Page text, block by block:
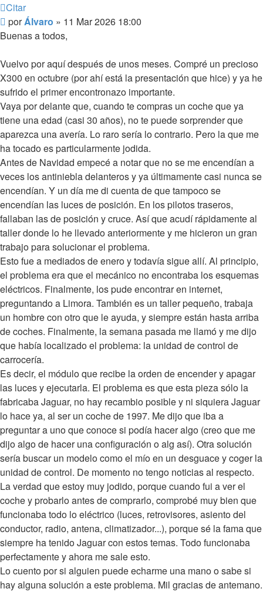
Citar
Mensaje
sin
porÁlvaro » 11 Mar 2026 18:00
Buenas a todos,
Vuelvo por aquí después de unos meses. Compré un precioso
X300 en octubre (por ahí está la presentación que hice) y ya he
sufrido el primer encontronazo importante.
Vaya por delante que, cuando te compras un coche que ya
tiene una edad (casi 30 años), no te puede sorprender que
aparezca una avería. Lo raro sería lo contrario. Pero la que me
ha tocado es particularmente jodida.
Antes de Navidad empecé a notar que no se me encendían a
veces los antiniebla delanteros y ya últimamente casi nunca se
encendían. Y un día me di cuenta de que tampoco se
encendían las luces de posición. En los pilotos traseros,
fallaban las de posición y cruce. Así que acudí rápidamente al
taller donde lo he llevado anteriormente y me hicieron un gran
trabajo para solucionar el problema.
Esto fue a mediados de enero y todavía sigue allí. Al principio,
el problema era que el mecánico no encontraba los esquemas
eléctricos. Finalmente, los pude encontrar en internet,
preguntando a Limora. También es un taller pequeño, trabaja
un hombre con otro que le ayuda, y siempre están hasta arriba
de coches. Finalmente, la semana pasada me llamó y me dijo
que había localizado el problema: la unidad de control de
carrocería.
Es decir, el módulo que recibe la orden de encender y apagar
las luces y ejecutarla. El problema es que esta pieza sólo la
fabricaba Jaguar, no hay recambio posible y ni siquiera Jaguar
lo hace ya, al ser un coche de 1997. Me dijo que iba a
preguntar a uno que conoce si podía hacer algo (creo que me
dijo algo de hacer una configuración o alg así). Otra solución
sería buscar un modelo como el mío en un desguace y coger la
unidad de control. De momento no tengo noticias al respecto.
La verdad que estoy muy jodido, porque cuando fui a ver el
coche y probarlo antes de comprarlo, comprobé muy bien que
funcionaba todo lo eléctrico (luces, retrovisores, asiento del
conductor, radio, antena, climatizador...), porque sé la fama que
siempre ha tenido Jaguar con estos temas. Todo funcionaba
perfectamente y ahora me sale esto.
Lo cuento por si alguien puede echarme una mano o sabe si
hay alguna solución a este problema. Mil gracias de antemano.